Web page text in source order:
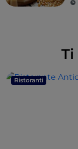
Ristoranti